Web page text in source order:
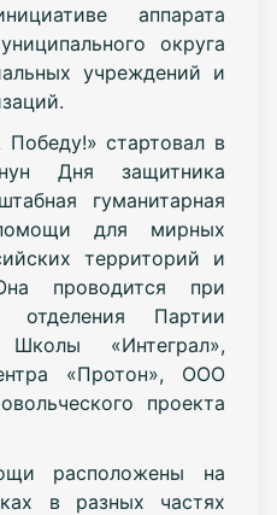
аппарата
округа
учреждений и
стартовал в
Дня защитника
гуманитарная
для мирных
территорий и
проводится при
отделения Партии
«Интеграл»,
«Протон», ООО
проекта
расположены на
в разных частях